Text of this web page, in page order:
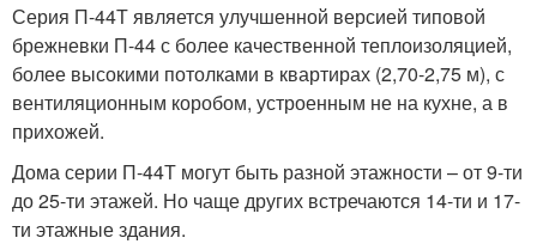
Серия П-44Т является улучшенной версией типовой
брежневки П-44 с более качественной теплоизоляцией,
более высокими потолками в квартирах (2,70-2,75 м), с
вентиляционным коробом, устроенным не на кухне, а в
прихожей.
Дома серии П-44Т могут быть разной этажности – от 9-ти
до 25-ти этажей. Но чаще других встречаются 14-ти и 17-
ти этажные здания.